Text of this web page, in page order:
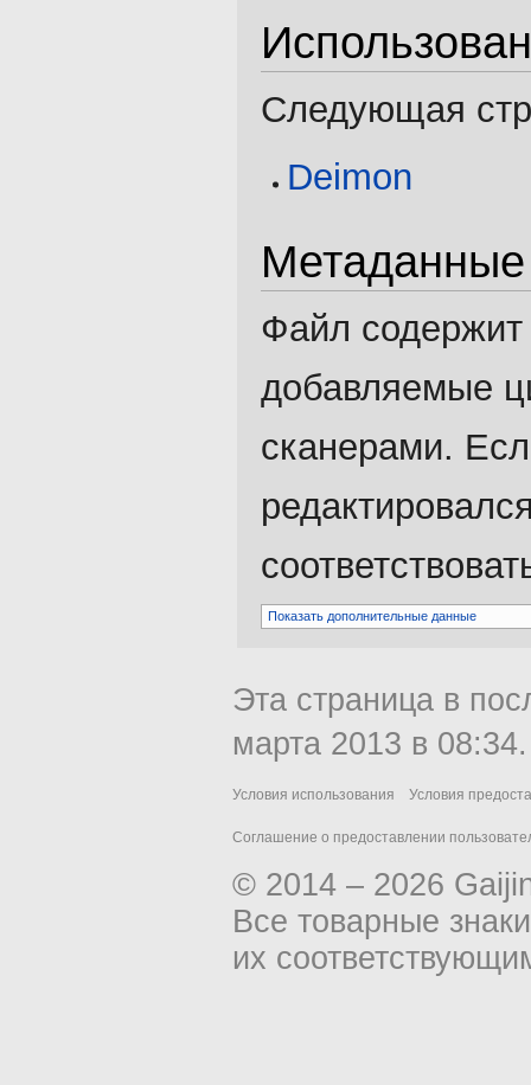
Следующая
Deimon
Метаданные
Файл
добавляемые
сканерами.
Показать дополнительные данные
Эта страница в
марта 2013 в 08:34.
Условия использования Условия
Соглашение о предоставлении
© 2014 – 2026
Все товарные
их